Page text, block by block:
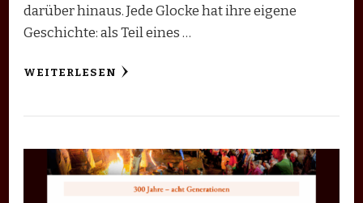
darüber hinaus. Jede Glocke hat ihre eigene
Geschichte: als Teil eines …
WEITERLESEN